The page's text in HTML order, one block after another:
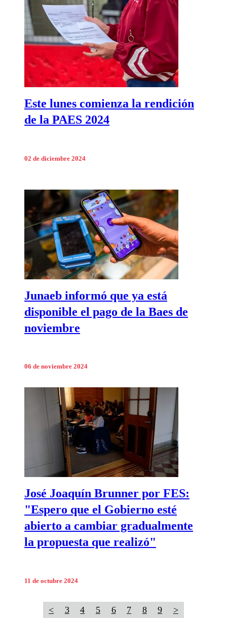
Este lunes comienza la rendición
de la PAES 2024
02 de diciembre 2024
Junaeb informó que ya está
disponible el pago de la Baes de
noviembre
06 de noviembre 2024
José Joaquín Brunner por FES:
"Espero que el Gobierno esté
abierto a cambiar gradualmente
la propuesta que realizó"
11 de octubre 2024
< 3 4 5 6 7 8 9 >